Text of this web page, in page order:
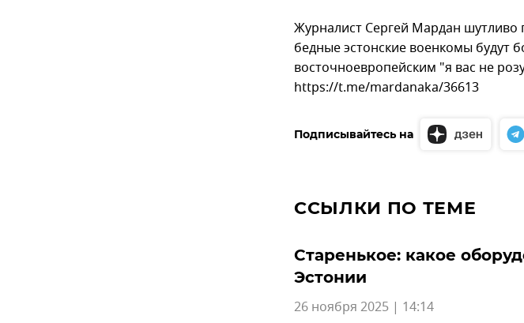
Журналист Сергей Мардан
бедные эстонские военкомы будут
восточноевропейским "я вас не
https://t.me/mardanaka/36613
Подписывайтесь на
ССЫЛКИ ПО ТЕМЕ
Старенькое: какое
Эстонии
26 ноября 2025 | 14:14